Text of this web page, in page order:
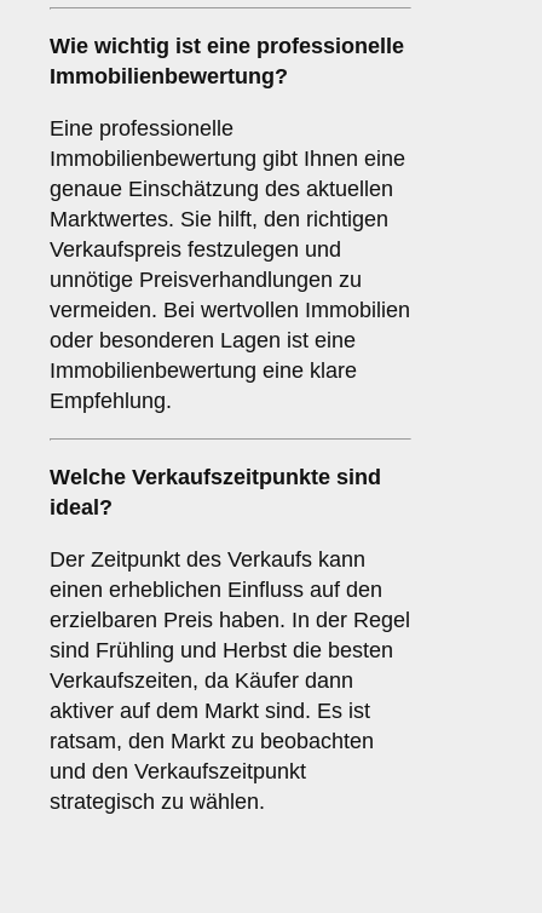
Wie wichtig ist eine professionelle
Immobilienbewertung?
Eine professionelle
Immobilienbewertung gibt Ihnen eine
genaue Einschätzung des aktuellen
Marktwertes. Sie hilft, den richtigen
Verkaufspreis festzulegen und
unnötige Preisverhandlungen zu
vermeiden. Bei wertvollen Immobilien
oder besonderen Lagen ist eine
Immobilienbewertung eine klare
Empfehlung.
Welche Verkaufszeitpunkte sind
ideal?
Der Zeitpunkt des Verkaufs kann
einen erheblichen Einfluss auf den
erzielbaren Preis haben. In der Regel
sind Frühling und Herbst die besten
Verkaufszeiten, da Käufer dann
aktiver auf dem Markt sind. Es ist
ratsam, den Markt zu beobachten
und den Verkaufszeitpunkt
strategisch zu wählen.